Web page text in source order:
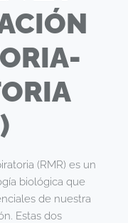
(RMR) es un
biológica que
de nuestra
Estas dos